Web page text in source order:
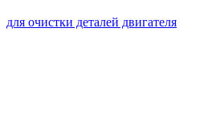
для очистки деталей двигателя